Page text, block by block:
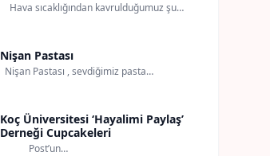
Hava sıcaklığından kavrulduğumuz şu
Nişan Pastası
Nişan Pastası , sevdiğimiz pasta
Koç Üniversitesi ‘Hayalimi Paylaş’
Derneği Cupcakeleri
Post’un…